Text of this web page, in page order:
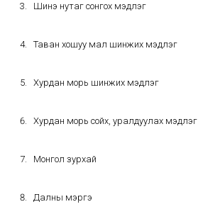
Шинэ нутаг сонгох мэдлэг
Таван хошуу мал шинжих мэдлэг
Хурдан морь шинжих мэдлэг
Хурдан морь сойх, уралдуулах мэдлэг
Монгол зурхай
Далны мэргэ